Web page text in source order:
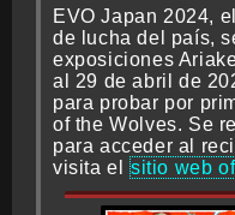
EVO Japan 2024,
de lucha del país,
exposiciones
al 29 de abril de
para probar por
of the Wolves. Se
para acceder al
visita el sitio web